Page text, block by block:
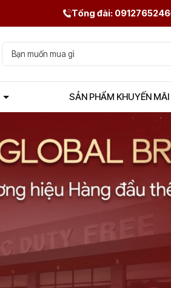
Tổng đài: 0912765246
SẢN PHẨM KHUYẾN MÃI